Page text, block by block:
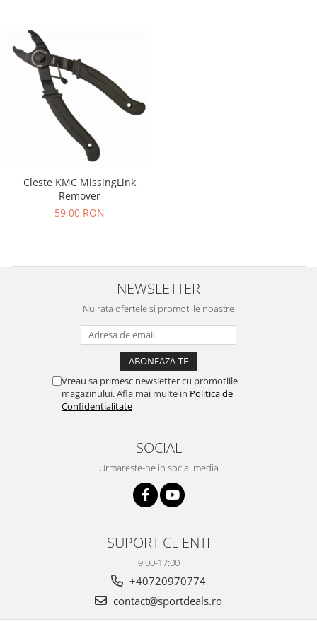
BANDANE
CACIULI
MASTI/CAGULE
Cleste KMC MissingLink
Remover
59,00 RON
NEWSLETTER
Nu rata ofertele si promotiile noastre
Vreau sa primesc newsletter cu promotiile
magazinului. Afla mai multe in Politica de
Confidentialitate
SOCIAL
Urmareste-ne in social media
SUPORT CLIENTI
9:00-17:00
+40720970774
contact@sportdeals.ro